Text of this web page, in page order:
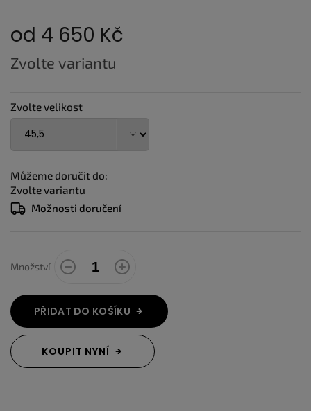
od 4 650 Kč
Měrná
cena:
Zvolte variantu
Zvolte velikost
Můžeme doručit do:
Zvolte variantu
Možnosti doručení
Množství
PŘIDAT DO KOŠÍKU
KOUPIT NYNÍ